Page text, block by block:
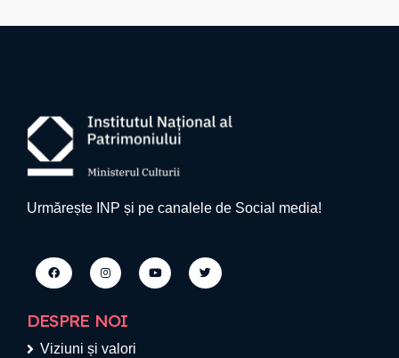
Urmărește INP și pe canalele de Social media!
DESPRE NOI
Viziuni și valori